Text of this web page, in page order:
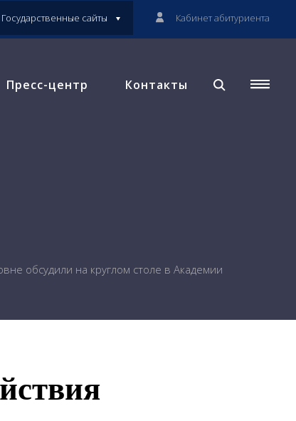
Пресс-центр Контакты
Государственные сайты Кабинет абитуриента
обсудили на круглом столе в Академии